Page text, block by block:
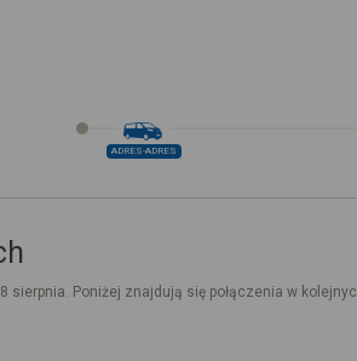
ADRES-ADRES
sierpnia. Poniżej znajdują się połączenia w